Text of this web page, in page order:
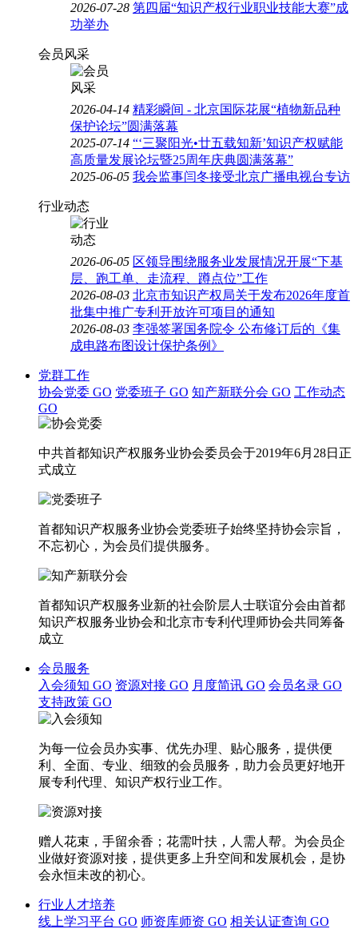
2026-07-28 第四届“知识产权行业职业技能大赛”成
功举办
会员风采
2026-04-14 精彩瞬间 - 北京国际花展“植物新品种
保护论坛”圆满落幕
2025-07-14 “‘三聚阳光•廿五载知新’知识产权赋能
高质量发展论坛暨25周年庆典圆满落幕”
2025-06-05 我会监事闫冬接受北京广播电视台专访
行业动态
2026-06-05 区领导围绕服务业发展情况开展“下基
层、跑工单、走流程、蹲点位”工作
2026-08-03 北京市知识产权局关于发布2026年度首
批集中推广专利开放许可项目的通知
2026-08-03 李强签署国务院令 公布修订后的《集
成电路布图设计保护条例》
党群工作
协会党委 GO 党委班子 GO 知产新联分会 GO 工作动态
GO
中共首都知识产权服务业协会委员会于2019年6月28日正
式成立
首都知识产权服务业协会党委班子始终坚持协会宗旨，
不忘初心，为会员们提供服务。
首都知识产权服务业新的社会阶层人士联谊分会由首都
知识产权服务业协会和北京市专利代理师协会共同筹备
成立
会员服务
入会须知 GO 资源对接 GO 月度简讯 GO 会员名录 GO
支持政策 GO
为每一位会员办实事、优先办理、贴心服务，提供便
利、全面、专业、细致的会员服务，助力会员更好地开
展专利代理、知识产权行业工作。
赠人花束，手留余香；花需叶扶，人需人帮。为会员企
业做好资源对接，提供更多上升空间和发展机会，是协
会永恒未改的初心。
行业人才培养
线上学习平台 GO 师资库师资 GO 相关认证查询 GO